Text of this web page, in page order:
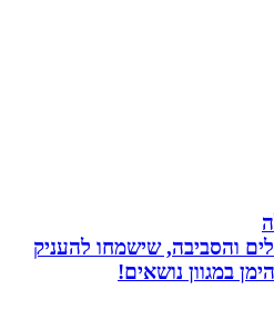
שישמחו להעניק
נושאים!